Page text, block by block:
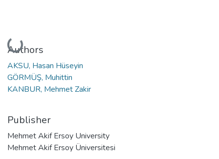
Loading...
Authors
AKSU, Hasan Hüseyin
GÖRMÜŞ, Muhittin
KANBUR, Mehmet Zakir
Publisher
Mehmet Akif Ersoy University
Mehmet Akif Ersoy Üniversitesi